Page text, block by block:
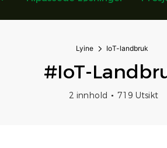
Lyine IoT-landbruk
#IoT-
2 innhold 719 Utsikt